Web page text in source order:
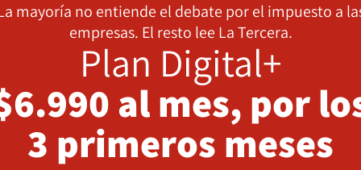
mayoría no entiende el debate por el impuesto a
empresas. El resto lee La Tercera.
Plan Digital+
al mes, por
3 primeros meses